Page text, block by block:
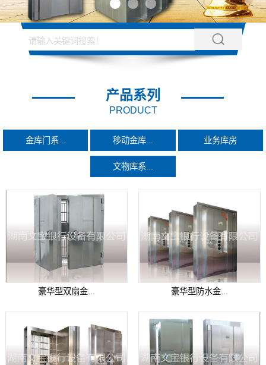
产品系列
PRODUCT
金库门系... 移动金库... 业务库房
文物库系...
豪华型双扇金... 豪华型防水金...